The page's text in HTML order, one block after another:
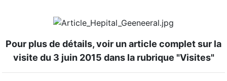
Pour plus de détails, voir un article complet sur la
visite du 3 juin 2015 dans la rubrique "Visites"